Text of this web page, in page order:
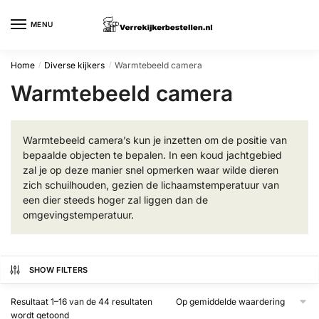
MENU
Home / Diverse kijkers / Warmtebeeld camera
Warmtebeeld camera
Warmtebeeld camera’s kun je inzetten om de positie van
bepaalde objecten te bepalen. In een koud jachtgebied
zal je op deze manier snel opmerken waar wilde dieren
zich schuilhouden, gezien de lichaamstemperatuur van
een dier steeds hoger zal liggen dan de
omgevingstemperatuur.
SHOW FILTERS
Resultaat 1–16 van de 44 resultaten
wordt getoondGesorteerd